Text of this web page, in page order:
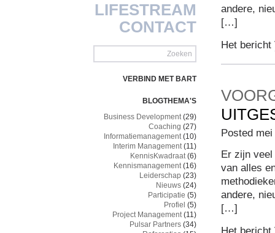
LIFESTREAM
CONTACT
VERBIND MET BART
BLOGTHEMA'S
Business Development(29)
Coaching (27)
Informatiemanagement(10)
Interim Management(11)
KennisKwadraat(6)
Kennismanagement(16)
Leiderschap (23)
Nieuws (24)
Participatie (5)
Profiel (5)
Project Management(11)
Pulsar Partners (34)
andere,
[…]
Het bericht
Posted
Er zijn
van alles
andere,
[…]
Het bericht